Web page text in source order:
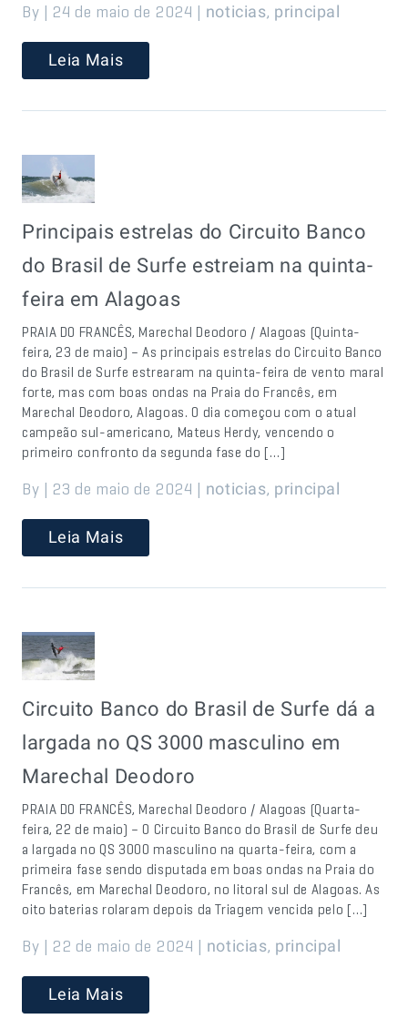
By | 24 de maio de 2024 | noticias, principal
Leia Mais
Principais estrelas do Circuito Banco
do Brasil de Surfe estreiam na quinta-
feira em Alagoas
PRAIA DO FRANCÊS, Marechal Deodoro / Alagoas (Quinta-
feira, 23 de maio) – As principais estrelas do Circuito Banco
do Brasil de Surfe estrearam na quinta-feira de vento maral
forte, mas com boas ondas na Praia do Francês, em
Marechal Deodoro, Alagoas. O dia começou com o atual
campeão sul-americano, Mateus Herdy, vencendo o
primeiro confronto da segunda fase do […]
By | 23 de maio de 2024 | noticias, principal
Leia Mais
Circuito Banco do Brasil de Surfe dá a
largada no QS 3000 masculino em
Marechal Deodoro
PRAIA DO FRANCÊS, Marechal Deodoro / Alagoas (Quarta-
feira, 22 de maio) – O Circuito Banco do Brasil de Surfe deu
a largada no QS 3000 masculino na quarta-feira, com a
primeira fase sendo disputada em boas ondas na Praia do
Francês, em Marechal Deodoro, no litoral sul de Alagoas. As
oito baterias rolaram depois da Triagem vencida pelo […]
By | 22 de maio de 2024 | noticias, principal
Leia Mais